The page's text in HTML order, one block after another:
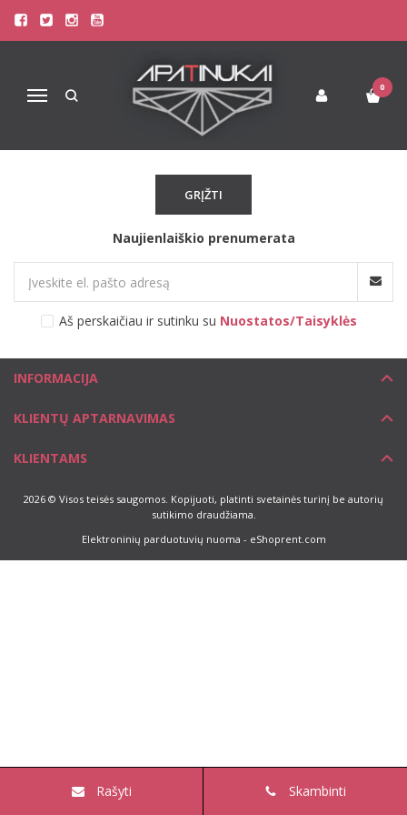
Navigacija
0
TARO
Pirkite pagal gamintoją Taro
Atsiprašome, tačiau pasirinkto gamintojo prekių šiuo metu
GRĮŽTI
Naujienlaiškio prenumerata
Aš perskaičiau ir sutinku su Nuostatos/Taisyklės
INFORMACIJA
KLIENTŲ APTARNAVIMAS
KLIENTAMS
2026 © Visos teisės saugomos. Kopijuoti, platinti svetainės turinį be autorių
sutikimo draudžiama.
Elektroninių parduotuvių nuoma - eShoprent.com
Rašyti Skambinti